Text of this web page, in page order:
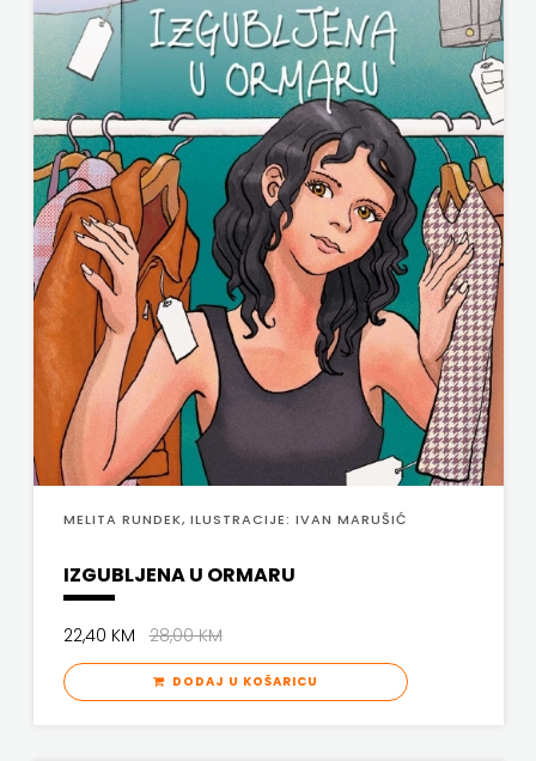
MELITA RUNDEK, ILUSTRACIJE: IVAN MARUŠIĆ
IZGUBLJENA U ORMARU
22,40 KM28,00 KM
DODAJ U KOŠARICU